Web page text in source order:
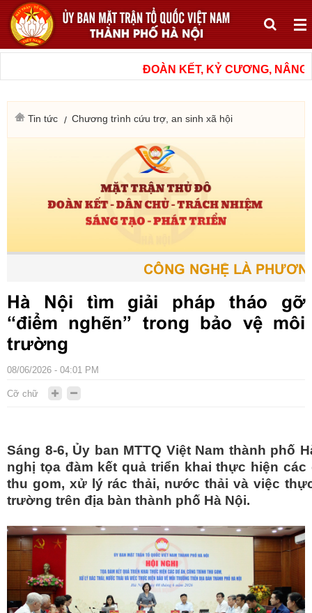
ĐOÀN KẾT, KỶ CƯƠNG, NÂNG
Tin tức Chương trình cứu trợ, an sinh xã hội
CÔNG NGHỆ LÀ
Hà Nội tìm giải pháp tháo gỡ
“điểm nghẽn” trong bảo vệ môi
trường
08/06/2026 - 04:01 PM
Cỡ chữ
Sáng 8-6, Ủy ban MTTQ Việt Nam thành phố
nghị tọa đàm kết quả triển khai thực hiện
thu gom, xử lý rác thải, nước thải và việc
trường trên địa bàn thành phố Hà Nội.